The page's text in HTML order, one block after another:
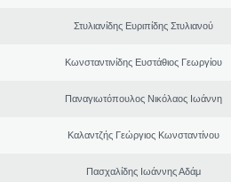
Στυλιανίδης Ευριπίδης Στυλιανού
Κωνσταντινίδης Ευστάθιος Γεωργίου
Παναγιωτόπουλος Νικόλαος Ιωάννη
Καλαντζής Γεώργιος Κωνσταντίνου
Πασχαλίδης Ιωάννης Αδάμ